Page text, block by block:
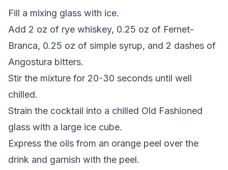
Fill a mixing glass with ice.
Add 2 oz of rye whiskey, 0.25 oz of Fernet-
Branca, 0.25 oz of simple syrup, and 2 dashes of
Angostura bitters.
Stir the mixture for 20-30 seconds until well
chilled.
Strain the cocktail into a chilled Old Fashioned
glass with a large ice cube.
Express the oils from an orange peel over the
drink and garnish with the peel.